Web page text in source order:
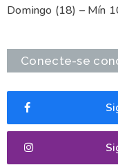
Domingo (18) – Mín
Conecte-se